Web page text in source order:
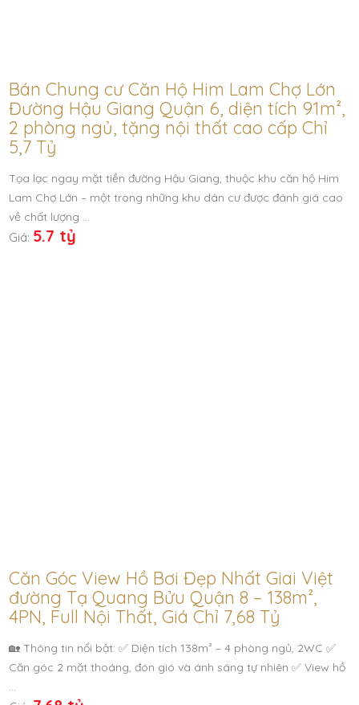
Bán Chung cư Căn Hộ Him Lam Chợ Lớn
Đường Hậu Giang Quận 6, diện tích 91m²,
2 phòng ngủ, tặng nội thất cao cấp Chỉ
5,7 Tỷ
Tọa lạc ngay mặt tiền đường Hậu Giang, thuộc khu căn hộ Him
Lam Chợ Lớn – một trong những khu dân cư được đánh giá cao
về chất lượng …
Giá: 5.7 tỷ
Căn Góc View Hồ Bơi Đẹp Nhất Giai Việt
đường Tạ Quang Bửu Quận 8 – 138m²,
4PN, Full Nội Thất, Giá Chỉ 7,68 Tỷ
🏡 Thông tin nổi bật: ✅ Diện tích 138m² – 4 phòng ngủ, 2WC ✅
Căn góc 2 mặt thoáng, đón gió và ánh sáng tự nhiên ✅ View hồ
…